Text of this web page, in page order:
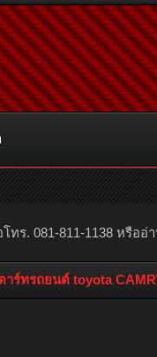
ทร. 081-811-1138 หรือ
ร์ทรถยนต์ toyota